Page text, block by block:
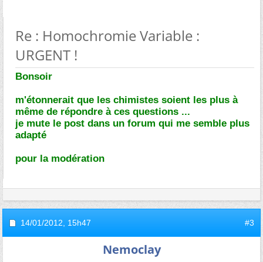
Re : Homochromie Variable :
URGENT !
Bonsoir
m'étonnerait que les chimistes soient les plus à
même de répondre à ces questions ...
je mute le post dans un forum qui me semble plus
adapté
pour la modération
14/01/2012, 15h47 #3
Nemoclay